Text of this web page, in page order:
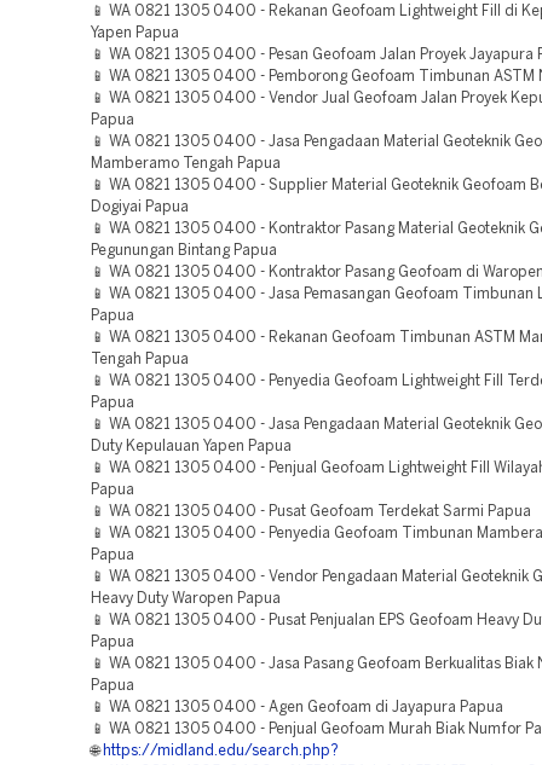
📱 WA 0821 1305 0400 - Rekanan Geofoam Lightweight Fill di
Yapen Papua
📱 WA 0821 1305 0400 - Pesan Geofoam Jalan Proyek Jayapura
📱 WA 0821 1305 0400 - Pemborong Geofoam Timbunan ASTM
📱 WA 0821 1305 0400 - Vendor Jual Geofoam Jalan Proyek
Papua
📱 WA 0821 1305 0400 - Jasa Pengadaan Material Geoteknik
Mamberamo Tengah Papua
📱 WA 0821 1305 0400 - Supplier Material Geoteknik Geofoam
Dogiyai Papua
📱 WA 0821 1305 0400 - Kontraktor Pasang Material Geoteknik
Pegunungan Bintang Papua
📱 WA 0821 1305 0400 - Kontraktor Pasang Geofoam di
📱 WA 0821 1305 0400 - Jasa Pemasangan Geofoam Timbunan
Papua
📱 WA 0821 1305 0400 - Rekanan Geofoam Timbunan ASTM
Tengah Papua
📱 WA 0821 1305 0400 - Penyedia Geofoam Lightweight Fill
Papua
📱 WA 0821 1305 0400 - Jasa Pengadaan Material Geoteknik
Duty Kepulauan Yapen Papua
📱 WA 0821 1305 0400 - Penjual Geofoam Lightweight Fill
Papua
📱 WA 0821 1305 0400 - Pusat Geofoam Terdekat Sarmi Papua
📱 WA 0821 1305 0400 - Penyedia Geofoam Timbunan
Papua
📱 WA 0821 1305 0400 - Vendor Pengadaan Material Geoteknik
Heavy Duty Waropen Papua
📱 WA 0821 1305 0400 - Pusat Penjualan EPS Geofoam Heavy
Papua
📱 WA 0821 1305 0400 - Jasa Pasang Geofoam Berkualitas Biak
Papua
📱 WA 0821 1305 0400 - Agen Geofoam di Jayapura Papua
📱 WA 0821 1305 0400 - Penjual Geofoam Murah Biak Numfor
🌐 https://midland.edu/search.php?